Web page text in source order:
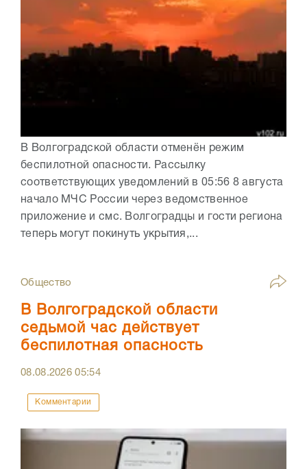
В Волгоградской области отменён режим
беспилотной опасности. Рассылку
соответствующих уведомлений в 05:56 8 августа
начало МЧС России через ведомственное
приложение и смс. Волгоградцы и гости региона
теперь могут покинуть укрытия,...
Общество
В Волгоградской области
седьмой час действует
беспилотная опасность
08.08.202605:54
Комментарии